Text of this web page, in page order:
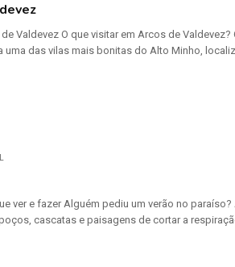
Valdevez O que visitar em Arcos de
das vilas mais bonitas do Alto Minho,
ver e fazer Alguém pediu um verão no
cascatas e paisagens de cortar a